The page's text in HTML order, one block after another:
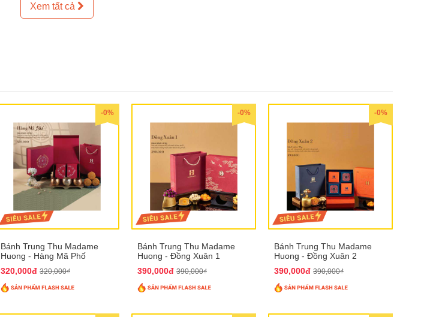
Xem tất cả
-0%
Bánh Trung Thu Madame
Huong - Hàng Mã Phố
320,000đ 320,000₫
-0%
Bánh Trung Thu Madame
Huong - Đồng Xuân 1
390,000đ 390,000₫
-0%
Bánh Trung Thu Madame
Huong - Đồng Xuân 2
390,000đ 390,000₫